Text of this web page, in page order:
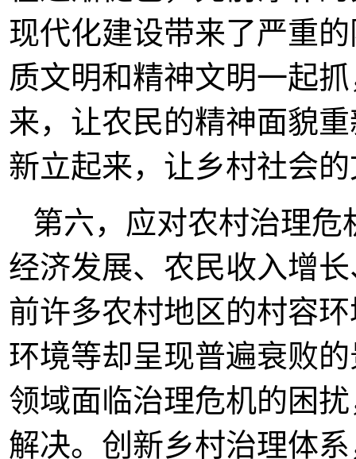
现代化建设带来了严重
质文明和精神文明一起
来，让农民的精神面貌
新立起来，让乡村社会
第六，应对农村治理
经济发展、农民收入增
前许多农村地区的村容
环境等却呈现普遍衰败
领域面临治理危机的困
解决。创新乡村治理体